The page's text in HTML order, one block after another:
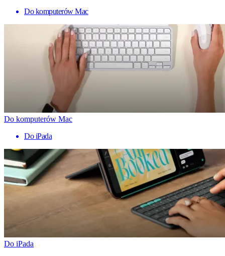
Do komputerów Mac
Do komputerów Mac
Do iPada
Do iPada